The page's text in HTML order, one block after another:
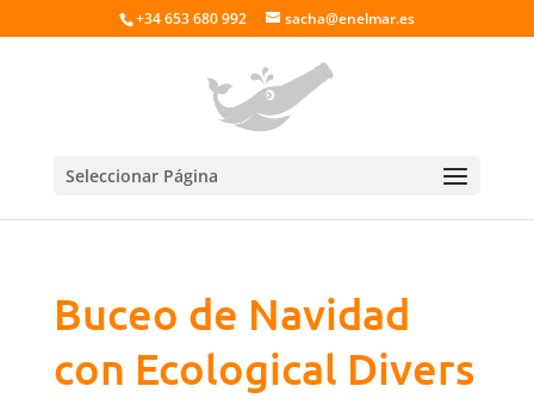
+34 653 680 992 sacha@enelmar.es
Seleccionar Página
Buceo de Navidad
con Ecological Divers